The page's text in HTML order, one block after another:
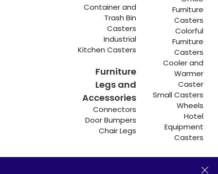
Furniture
Casters
Colorful
Furniture
Casters
Cooler and
Warmer
Caster
Small Casters
Wheels
Hotel
Equipment
Casters
Container and
Trash Bin
Casters
Industrial
Kitchen Casters
Furniture
Legs and
Accessories
Connectors
Door Bumpers
Chair Legs